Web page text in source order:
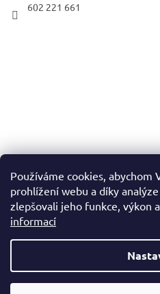
Používáme cookies, abychom
prohlížení webu a díky
zlepšovali jeho funkce, výkon
informací
602 221 661